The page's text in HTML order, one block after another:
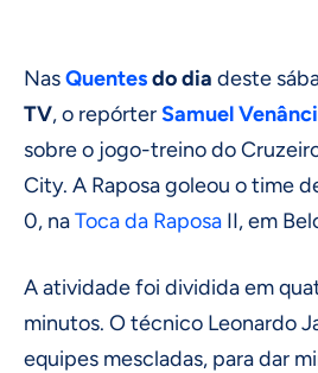
NasQuentesdo dia deste
TV, o repórterSamuel
sobre o jogo-treino do
City. A Raposa goleou o time
0, naToca da Raposa II, em
A atividade foi dividida em
minutos. O técnico Leonardo
equipes mescladas, para dar